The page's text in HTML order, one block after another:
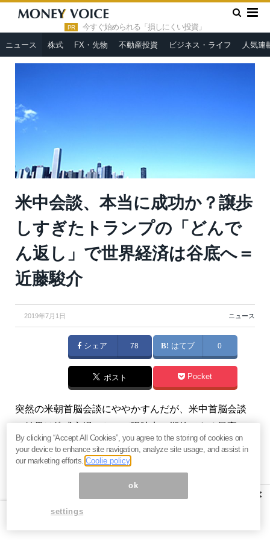
PR 今すぐ始められる「損しにくい投資」
ニュース 株式 FX・先物 不動産投資 ビジネス・ライフ 人気連
HOME » ニュース »
米中会談、本当に成功か？譲歩しすぎたト
ランプの「どんでん返し」で世界経済は谷底へ＝近藤駿介
米中会談、本当に成功か？譲歩
しすぎたトランプの「どんで
ん返し」で世界経済は谷底へ＝
近藤駿介
2019年7月1日 ニュース
シェア 78 はてブ 0
ポスト Pocket
突然の米朝首脳会談にややかすんだが、米中首脳会談
の結果は株式市場にとって現時点で期待できる最高の
結果となった。しかし、まだ2つのリスクが残ってい
る。（『元ファンドマネージャー近藤駿介の現場感
×
By clicking “Accept All Cookies”, you agree to the storing of cookies on
your device to enhance site navigation, analyze site usage, and assist in
our marketing efforts.Coolie policy
ok
settings